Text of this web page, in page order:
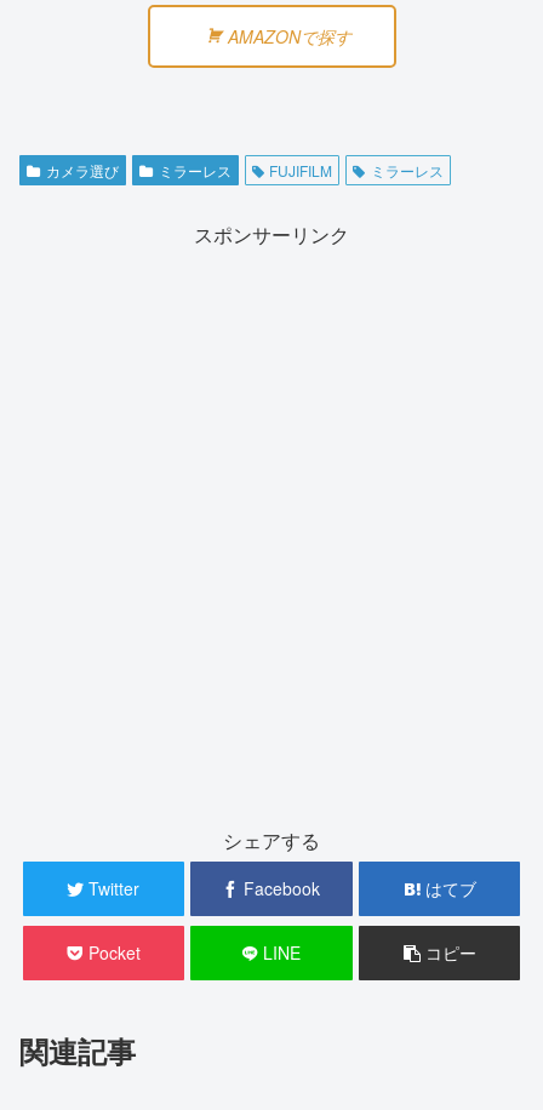
AMAZONで探す
カメラ選び ミラーレス FUJIFILM ミラーレス
スポンサーリンク
シェアする
Twitter Facebook はてブ
Pocket LINE コピー
関連記事